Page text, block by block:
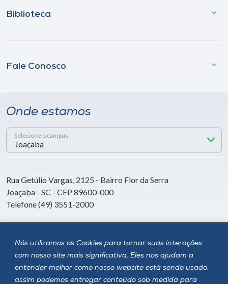
Nós utilizamos os Cookies para tornar suas interações
com nosso site mais significativa. Eles nos ajudam a
entender melhor como nosso website está sendo usado,
assim podemos entregar conteúdo sob medida para
Biblioteca
Fale Conosco
Onde estamos
Selecione o campus
Rua Getúlio Vargas, 2125 - Bairro Flor da Serra
Joaçaba - SC - CEP 89600-000
Telefone (49) 3551-2000
Siga a Unoesc